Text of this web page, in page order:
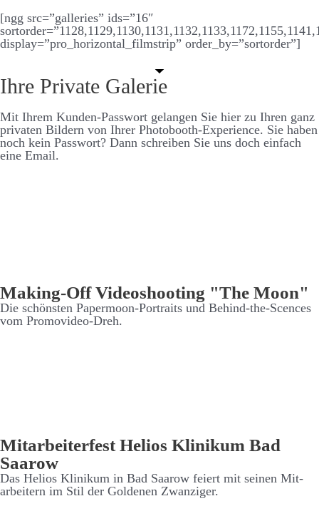
[ngg src=”galleries” ids=”16″
display=”pro_horizontal_filmstrip” order_by=”sortorder”]
Ihre Private Galerie
Mit Ihrem Kunden-Pass­­wort ge­langen Sie hier zu Ihren ganz
privaten Bildern von Ihrer Photo­booth-Experience. Sie haben
noch kein Pass­­wort? Dann schreiben Sie uns doch ein­fach
eine Email.
Making-Off Video­shooting "The Moon"
Die schönsten Paper­moon-Portraits und Behind-the-Scences
vom Promo­video-Dreh.
Mit­arbeiter­fest Helios Klinikum Bad
Saarow
Das Helios Klinikum in Bad Saarow feiert mit seinen Mit­
arbeitern im Stil der Goldenen Zwanziger.